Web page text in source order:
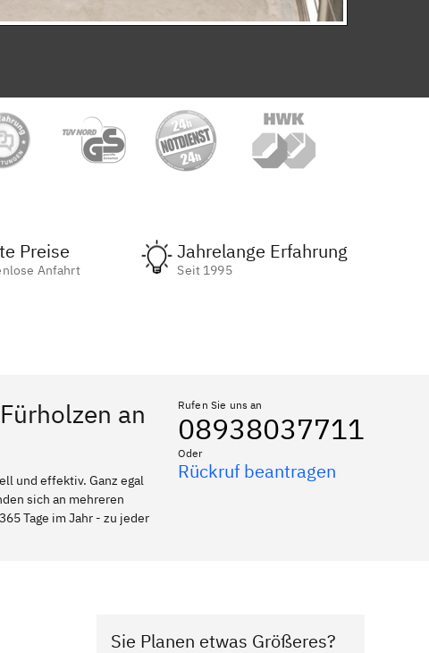
Preise
Anfahrt
Jahrelange Erfahrung
Seit 1995
an
und effektiv. Ganz egal
sich an mehreren
Tage im Jahr - zu jeder
Rufen Sie uns an
08938037711
Oder
Rückruf beantragen
Sie Planen etwas Größeres?